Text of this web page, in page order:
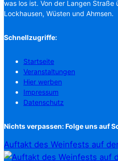
was los ist. Von der Langen Straße
Lockhausen, Wüsten und Ahmsen.
Schnellzugriffe:
Startseite
Veranstaltungen
Hier werben
Impressum
Datenschutz
Nichts verpassen: Folge uns auf
Auftakt des Weinfests auf